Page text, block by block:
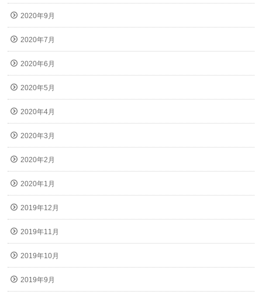
2020年9月
2020年7月
2020年6月
2020年5月
2020年4月
2020年3月
2020年2月
2020年1月
2019年12月
2019年11月
2019年10月
2019年9月